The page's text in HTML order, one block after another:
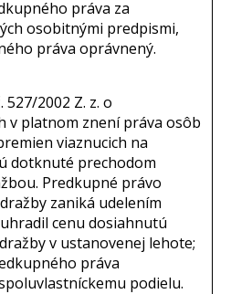
práva za
osobitnými predpismi,
práva oprávnený.
527/2002 Z. z. o
v platnom znení práva osôb
viaznucich na
dotknuté prechodom
Predkupné právo
zaniká udelením
cenu dosiahnutú
v ustanovenej lehote;
práva
podielu.